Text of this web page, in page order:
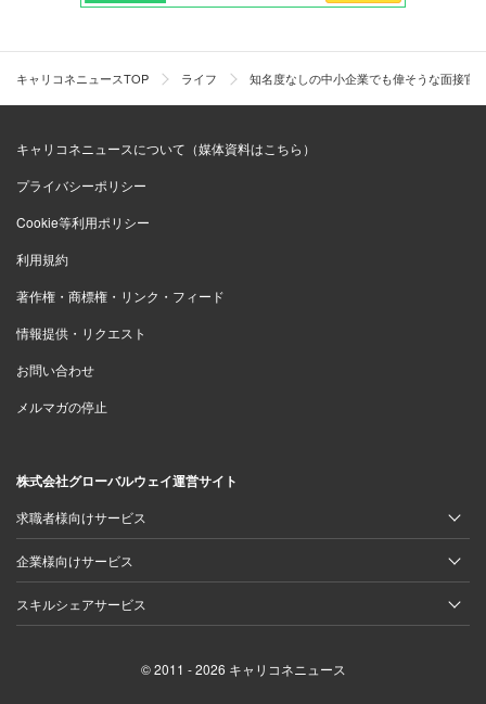
キャリコネニュースTOP ライフ 知名度なしの中小企業でも偉そうな面接
キャリコネニュースについて（媒体資料はこちら）
プライバシーポリシー
Cookie等利用ポリシー
利用規約
著作権・商標権・リンク・フィード
情報提供・リクエスト
お問い合わせ
メルマガの停止
株式会社グローバルウェイ運営サイト
求職者様向けサービス
企業様向けサービス
スキルシェアサービス
© 2011 - 2026 キャリコネニュース